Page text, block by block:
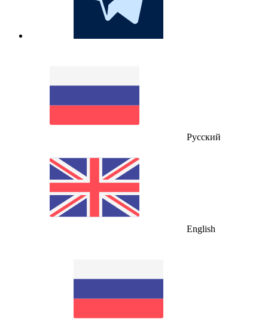
Русский
English